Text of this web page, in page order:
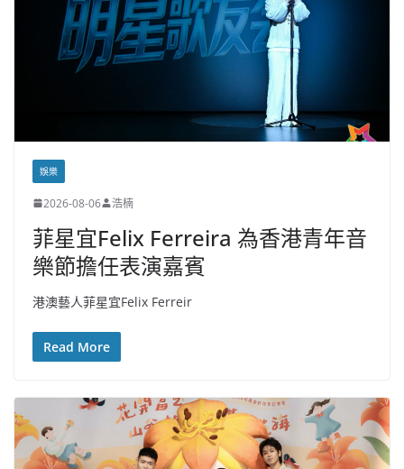
娛樂
2026-08-06 浩楠
菲星宜Felix Ferreira 為香港青年音
樂節擔任表演嘉賓
港澳藝人菲星宜Felix Ferreir
Read More